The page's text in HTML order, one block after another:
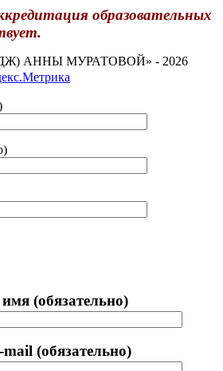
образовательных
АННЫ МУРАТОВОЙ» - 2026
(обязательно)
(обязательно)